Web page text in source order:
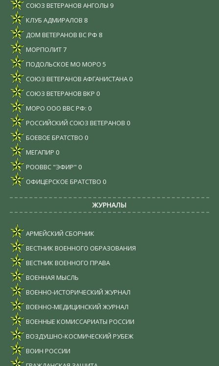
СОЮЗ ВЕТЕРАНОВ АНГОЛЫ 9
КЛУБ АДМИРАЛОВ 8
ДОМ ВЕТЕРАНОВ ВС РФ 8
МОРПОЛИТ7
ПОДОЛЬСКОЕ МО МОРО 5
СОЮЗ ВЕТЕРАНОВ АФГАНИСТАНА 0
СОЮЗ ВЕТЕРАНОВ ВКР 0
МОРО ООО ВВС РФ: 0
РОССИЙСКИЙ СОЮЗ ВЕТЕРАНОВ 0
БОЕВОЕ БРАТСТВО 0
МЕГАПИР 0
РООВВС "ЭФИР" 0
ОФИЦЕРСКОЕ БРАТСТВО 0
ЖУРНАЛЫ
АРМЕЙСКИЙ СБОРНИК
ВЕСТНИК ВОЕННОГО ОБРАЗОВАНИЯ
ВЕСТНИК ВОЕННОГО ПРАВА
ВОЕННАЯ МЫСЛЬ
ВОЕННО-ИСТОРИЧЕСКИЙ ЖУРНАЛ
ВОЕННО-МЕДИЦИНСКИЙ ЖУРНАЛ
ВОЕННЫЕ КОМИССАРИАТЫ РОССИИ
ВОЗДУШНО-КОСМИЧЕСКИЙ РУБЕЖ
ВОИН РОССИИ